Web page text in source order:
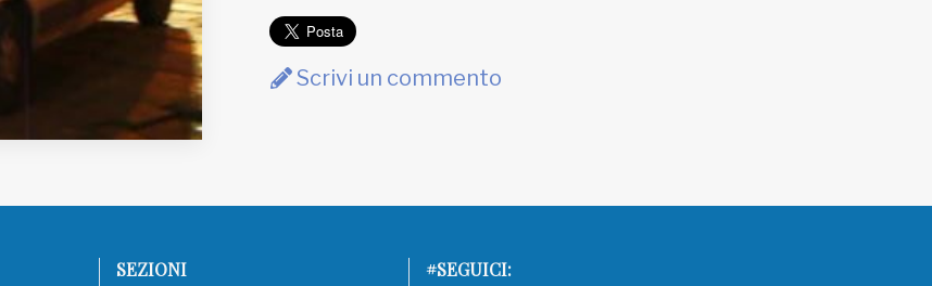
Scrivi un commento
SEZIONI #SEGUICI: